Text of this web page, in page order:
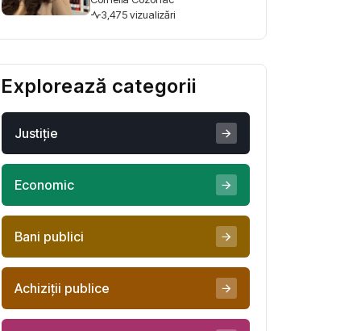
victoria Ucrainei,
Georgia nu se poate
3,475 vizualizări
Explorează categorii
Justiţie
Economic
Bani publici
Achiziţii publice